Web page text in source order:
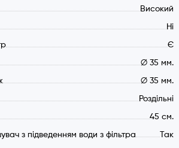
(кріплення-втулка)
картридж 35 мм. для технічної
Високий
Ні
Є
∅ 35 мм.
∅ 35 мм.
Роздільні
45 см.
з підведенням води з фільтра Так